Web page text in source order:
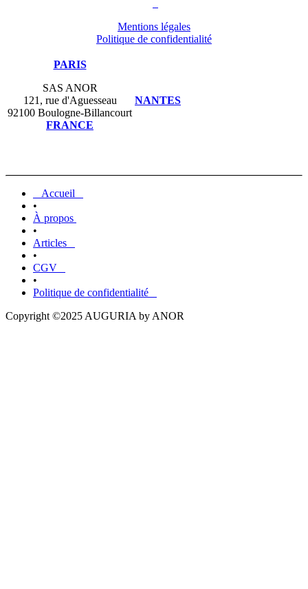
Mentions légales
Politique de confidentialité
PARIS
SAS ANOR
121, rue d'Aguesseau
92100 Boulogne-Billancourt
FRANCE
NANTES
Accueil
•
À propos
•
Articles
•
CGV
•
Politique de confidentialité
Copyright ©2025 AUGURIA by ANOR